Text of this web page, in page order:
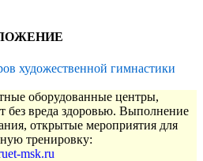
художественной гимнастики
оборудованные центры,
без вреда здоровью. Выполнение
открытые мероприятия для
тренировку:
msk.ru